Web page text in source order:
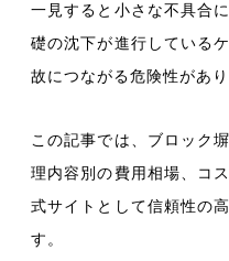
一見すると小さな不具合
礎の沈下が進行している
故につながる危険性があり
この記事では、 ブロック
理内容別の費用相場、コ
式サイトとして信頼性の
す。